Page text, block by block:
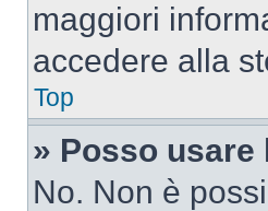
maggiori
accedere alla
Top
» Posso usare
No. Non è